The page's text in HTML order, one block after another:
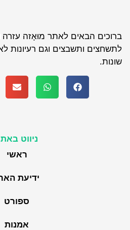
ברוכים הבאים לאתר מוּאָזה עזרה
לתשחצים ותשבצים וגם רעיונות
שונות.
ניווט
ראשי
ידיעת
ספורט
אמנות